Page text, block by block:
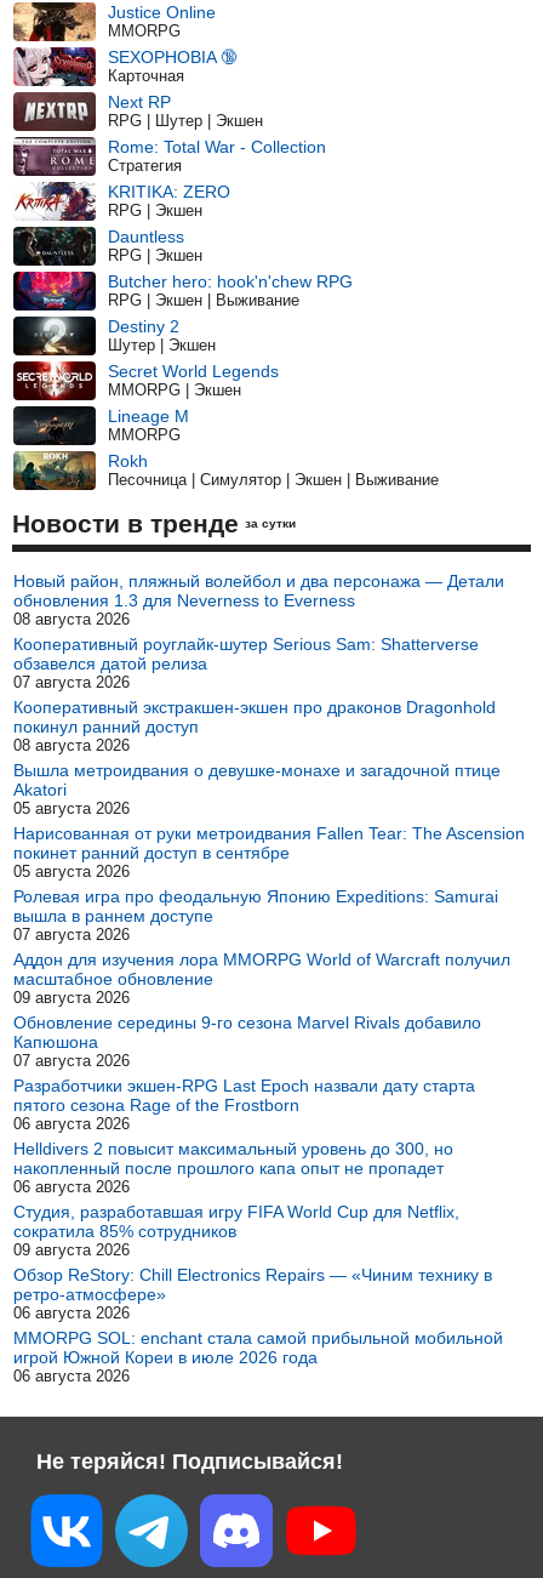
Justice Online
MMORPG
SEXOPHOBIA 🔞
Карточная
Next RP
RPG | Шутер | Экшен
Rome: Total War - Collection
Стратегия
KRITIKA: ZERO
RPG | Экшен
Dauntless
RPG | Экшен
Butcher hero: hook'n'chew RPG
RPG | Экшен | Выживание
Destiny 2
Шутер | Экшен
Secret World Legends
MMORPG | Экшен
Lineage M
MMORPG
Rokh
Песочница | Симулятор | Экшен | Выживание
Новости в тренде за сутки
Новый район, пляжный волейбол и два персонажа — Детали
обновления 1.3 для Neverness to Everness
08 августа 2026
Кооперативный роуглайк-шутер Serious Sam: Shatterverse
обзавелся датой релиза
07 августа 2026
Кооперативный экстракшен-экшен про драконов Dragonhold
покинул ранний доступ
08 августа 2026
Вышла метроидвания о девушке-монахе и загадочной птице
Akatori
05 августа 2026
Нарисованная от руки метроидвания Fallen Tear: The Ascension
покинет ранний доступ в сентябре
05 августа 2026
Ролевая игра про феодальную Японию Expeditions: Samurai
вышла в раннем доступе
07 августа 2026
Аддон для изучения лора MMORPG World of Warcraft получил
масштабное обновление
09 августа 2026
Обновление середины 9-го сезона Marvel Rivals добавило
Капюшона
07 августа 2026
Разработчики экшен-RPG Last Epoch назвали дату старта
пятого сезона Rage of the Frostborn
06 августа 2026
Helldivers 2 повысит максимальный уровень до 300, но
накопленный после прошлого капа опыт не пропадет
06 августа 2026
Студия, разработавшая игру FIFA World Cup для Netflix,
сократила 85% сотрудников
09 августа 2026
Обзор ReStory: Chill Electronics Repairs — «Чиним технику в
ретро-атмосфере»
06 августа 2026
MMORPG SOL: enchant стала самой прибыльной мобильной
игрой Южной Кореи в июле 2026 года
06 августа 2026
Не теряйся! Подписывайся!